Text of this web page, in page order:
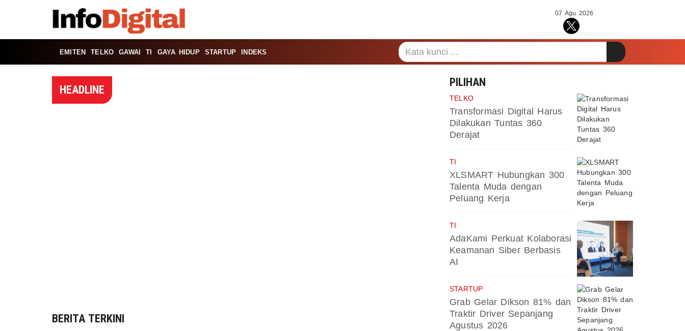
07 Agu 2026
EMITEN TELKO GAWAI TI GAYA HIDUP STARTUP INDEKS
HEADLINE
BERITA TERKINI
PILIHAN
TELKO
Transformasi Digital Harus
Dilakukan Tuntas 360
Derajat
TI
XLSMART Hubungkan 300
Talenta Muda dengan
Peluang Kerja
TI
AdaKami Perkuat Kolaborasi
Keamanan Siber Berbasis
AI
STARTUP
Grab Gelar Dikson 81% dan
Traktir Driver Sepanjang
Agustus 2026